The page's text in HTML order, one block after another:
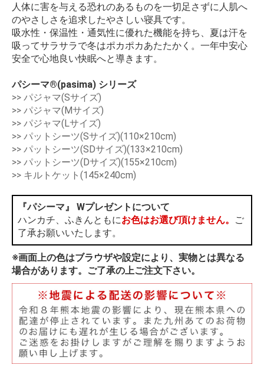
人体に害を与える恐れのあるものを一切足さずに人肌へ
のやさしさを追求したやさしい寝具です。
吸水性・保温性・通気性に優れた機能を持ち、夏は汗を
吸ってサラサラで冬はポカポカあたたかく。一年中安心
安全で心地良い快眠へと導きます。
パシーマ®(pasima) シリーズ
>> パジャマ(Sサイズ)
>> パジャマ(Mサイズ)
>> パジャマ(Lサイズ)
>> パットシーツ(Sサイズ)(110×210cm)
>> パットシーツ(SDサイズ)(133×210cm)
>> パットシーツ(Dサイズ)(155×210cm)
>> キルトケット(145×240cm)
『パシーマ』 Wプレゼントについて
ハンカチ、ふきんともにお色はお選び頂けません。
ご
了承お願いいたします。
※画面上の色はブラウザや設定により、実物とは異なる
場合があります。ご了承の上ご注文下さい。